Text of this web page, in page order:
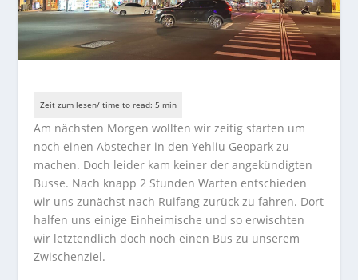
Am nächsten Morgen wollten wir zeitig starten um
noch einen Abstecher in den Yehliu Geopark zu
machen. Doch leider kam keiner der angekündigten
Busse. Nach knapp 2 Stunden Warten entschieden
wir uns zunächst nach Ruifang zurück zu fahren. Dort
halfen uns einige Einheimische und so erwischten
wir letztendlich doch noch einen Bus zu unserem
Zwischenziel.